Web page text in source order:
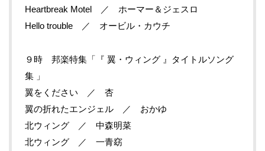
Heartbreak Motel ／ ホーマー＆ジェスロ
Hello trouble ／ オービル・カウチ
９時 邦楽特集「『 翼・ウィング 』タイトルソング
集 」
翼をください ／ 杏
翼の折れたエンジェル ／ おかゆ
北ウィング ／ 中森明菜
北ウィング ／ 一青窈